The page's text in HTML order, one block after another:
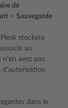
de
> Sauvegarde
stockera
au
avez pas.
d’autorisation
dans le